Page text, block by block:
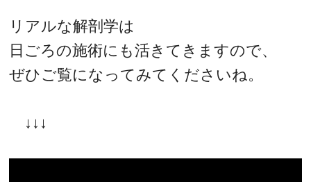
リアルな解剖学は
日ごろの施術にも活きてきますので、
ぜひご覧になってみてくださいね。
↓↓↓